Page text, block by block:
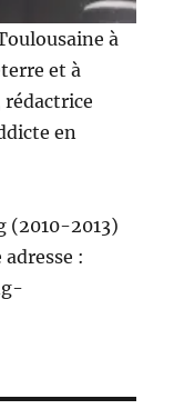
à
et à
rédactrice
en
(2010-2013)
: